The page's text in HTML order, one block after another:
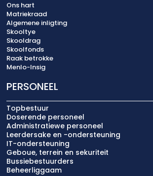
Ons hart
Matriekraad
Algemene inligting
Skooltye
Skooldrag
Skoolfonds
Raak betrokke
Menlo-Insig
PERSONEEL
Topbestuur
Doserende personeel
Administratiewe personeel
Leerdersake en -ondersteuning
IT-ondersteuning
Geboue, terrein en sekuriteit
Bussiebestuurders
Beheerliggaam